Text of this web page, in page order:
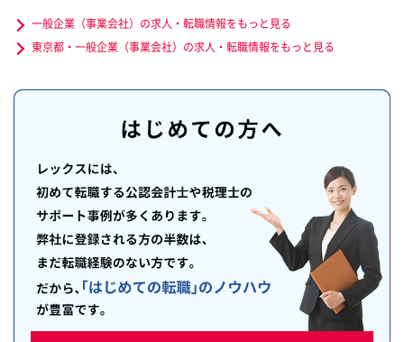
一般企業（事業会社）の求人・転職情報をもっと見る
東京都・一般企業（事業会社）の求人・転職情報をもっと見る